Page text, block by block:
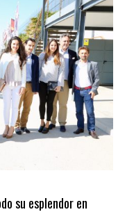
su esplendor en